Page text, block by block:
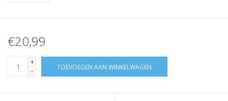
€20,99
+
-
TOEVOEGEN AAN WINKELWAGEN